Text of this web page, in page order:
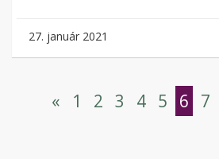
27. január 2021
« 1 2 3 4 5 6 7